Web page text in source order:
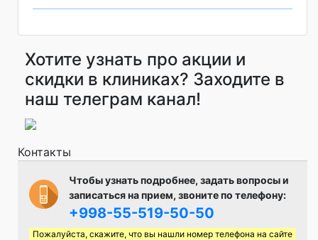
Хотите узнать про акции и
скидки в клиниках? Заходите в
наш телеграм канал!
Контакты
Чтобы узнать подробнее, задать вопросы и
записаться на прием, звоните по телефону:
+998-55-519-50-50
Пожалуйста, скажите, что вы нашли номер телефона на сайте